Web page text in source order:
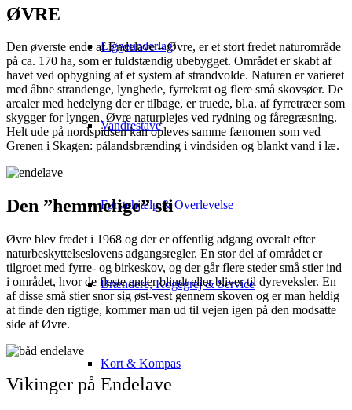
Liggeunderlag
Vandrestave
Førstehjælp & Overlevelse
Brændere, Kogegrej & Service
Kort & Kompas
ØVRE
Den øverste ende af Endelave – Øvre, er et stort fredet naturområde
på ca. 170 ha, som er fuldstændig ubebygget. Området er skabt af
havet ved opbygning af et system af strandvolde. Naturen er varieret
med åbne strandenge, lynghede, fyrrekrat og flere små skovsøer. De
arealer med hedelyng der er tilbage, er truede, bl.a. af fyrretræer som
skygger for lyngen. Øvre naturplejes ved rydning og fåregræsning.
Helt ude på nordspidsen kan opleves samme fænomen som ved
Grenen i Skagen: pålandsbrænding i vindsiden og blankt vand i læ.
Den ”hemmelige” sti
Øvre blev fredet i 1968 og der er offentlig adgang overalt efter
naturbeskyttelseslovens adgangsregler. En stor del af området er
tilgroet med fyrre- og birkeskov, og der går flere steder små stier ind
i området, hvor de fleste ender blindt eller bliver til dyreveksler. En
af disse små stier snor sig øst-vest gennem skoven og er man heldig
at finde den rigtige, kommer man ud til vejen igen på den modsatte
side af Øvre.
Vikinger på Endelave